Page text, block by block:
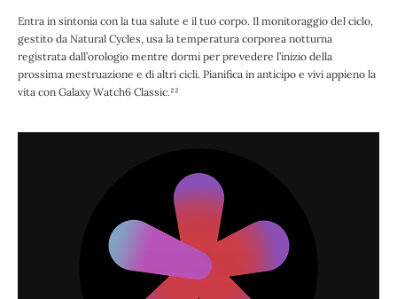
Entra in sintonia con la tua salute e il tuo corpo. Il monitoraggio del ciclo,
gestito da Natural Cycles, usa la temperatura corporea notturna
registrata dall’orologio mentre dormi per prevedere l’inizio della
prossima mestruazione e di altri cicli. Pianifica in anticipo e vivi appieno la
vita con Galaxy Watch6 Classic.²²